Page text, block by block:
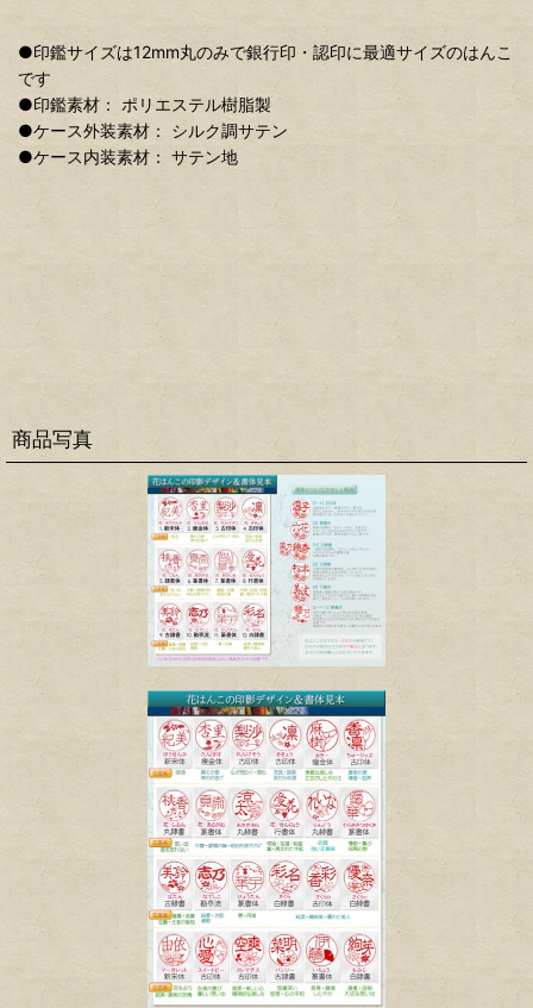
●印鑑サイズは12mm丸のみで銀行印・認印に最適サイズのはんこ
です
●印鑑素材： ポリエステル樹脂製
●ケース外装素材： シルク調サテン
●ケース内装素材： サテン地
商品写真